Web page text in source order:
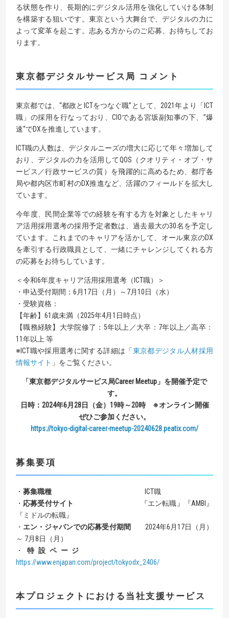
る状態を作り、長期的にデジタル活用を強化していける体制
を構築する狙いです。東京という大舞台で、デジタルの力に
よって変革を起こす。志ある方からのご応募、お待ちしてお
ります。
東京都デジタルサービス局 コメント
東京都では、“都政とICTをつなぐ職”として、2021年より「ICT
職」の採用を行なっており、CIOである宮坂副知事の下、”爆
速“でDXを推進しています。
ICT職の人数は、デジタルニーズの増大に応じて年々増加して
おり、デジタルの力を活用してQOS（クオリティ・オブ・サ
ービス／行政サービスの質）を飛躍的に高めるため、都庁各
局や都内区市町村のDX推進など、活躍のフィールドを拡大し
ています。
今年度、民間企業等での経験を有する方を対象としたキャリ
ア活用採用選考の採用予定者数は、過去最大の30名を予定し
ています。これまでのキャリアを活かして、オール東京のDX
を牽引する行政職員として、一緒にチャレンジしてくれる方
の応募をお待ちしています。
＜令和6年度キャリア活用採用選考（ICT職）＞
・申込受付期間：6月17日（月）～7月10日（水）
・受験資格：
【年齢】61歳未満（2025年4月1日時点）
【職務経験】大学院修了：5年以上／大卒：7年以上／高卒：
11年以上 等
※ICT職や採用選考に関する詳細は「東京都デジタル人材採用
情報サイト 」をご覧ください。
「東京都デジタルサービス局Career Meetup」を開催予定で
す。
日時：2024年6月28日（金）19時～20時 ※オンライン開催
ぜひご参加ください。
https://tokyo-digital-career-meetup-20240628.peatix.com/
募集要項
・ 募集職種
ICT職
・ 応募受付サイト
『エン転職』『AMBI』
『ミドルの転職』
・ エン・ジャパンでの応募受付期間
2024年6月17日（月）
～ 7月8日（月）
・ 特設ページ
https://www.enjapan.com/project/tokyodx_2406/
本プロジェクトにおける当社支援サービス